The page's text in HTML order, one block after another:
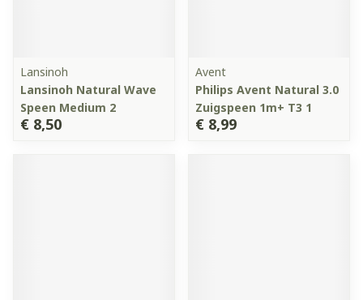
Lansinoh
Lansinoh Natural Wave
Speen Medium 2
€ 8,50
Avent
Philips Avent Natural 3.0
Zuigspeen 1m+ T3 1
€ 8,99